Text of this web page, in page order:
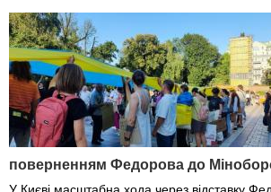
поверненням Федорова до